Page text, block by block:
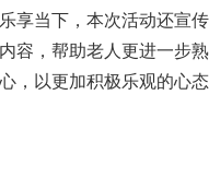
享当下，本次活动还宣传
容，帮助老人更进一步熟
，以更加积极乐观的心态